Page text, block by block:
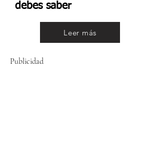
debes saber
Leer más
Publicidad